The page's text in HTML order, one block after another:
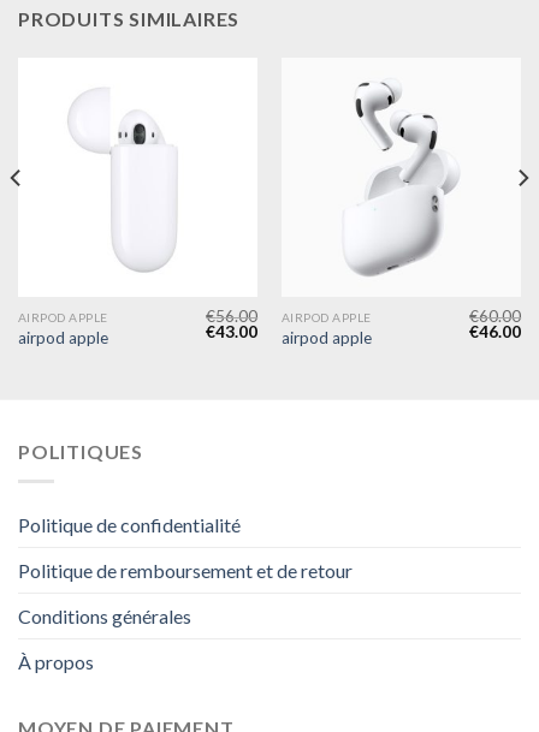
PRODUITS SIMILAIRES
AIRPOD APPLE
airpod apple
€56.00
€43.00
AIRPOD APPLE
airpod apple
€60.00
€46.00
POLITIQUES
Politique de confidentialité
Politique de remboursement et de retour
Conditions générales
À propos
MOYEN DE PAIEMENT